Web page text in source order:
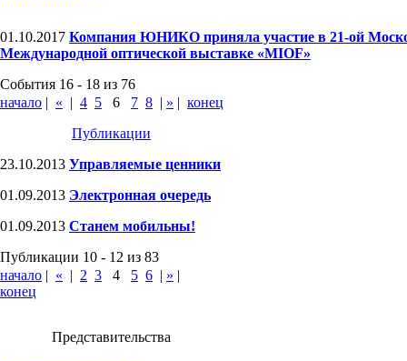
01.10.2017 Компания ЮНИКО приняла участие в 21-ой
Международной оптической выставке «MIOF»
События 16 - 18 из 76
начало | « | 4 5 6 7 8 | » | конец
Публикации
23.10.2013 Управляемые ценники
01.09.2013 Электронная очередь
01.09.2013 Станем мобильны!
Публикации 10 - 12 из 83
начало | « | 2 3 4 5 6 | » |
конец
Представительства